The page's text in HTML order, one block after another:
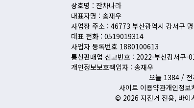
상호명 : 잔차나라
대표자명 : 송재우
사업장 주소 : 46773 부산광역시 강서구
대표 전화 : 0519019314
사업자 등록번호 1880100613
통신판매업 신고번호 : 2022-부산강서구-
개인정보보호책임자 : 송재우
오늘 1384 /
사이트 이용약관개인정보
© 2026 자전거 전용, 바이